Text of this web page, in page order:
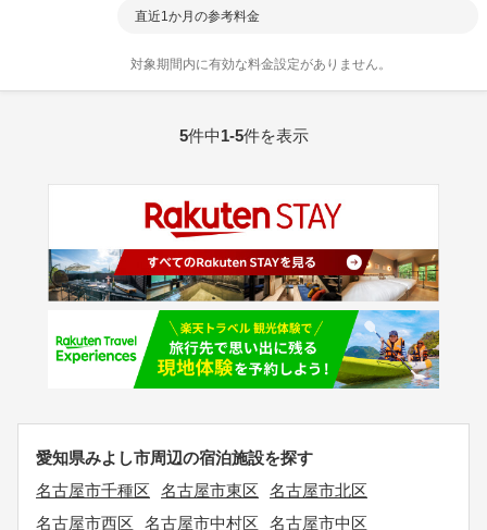
直近1か月の参考料金
対象期間内に有効な料金設定がありません。
5件中1-5件を表示
愛知県みよし市周辺の宿泊施設を探す
名古屋市千種区
名古屋市東区
名古屋市北区
名古屋市西区
名古屋市中村区
名古屋市中区